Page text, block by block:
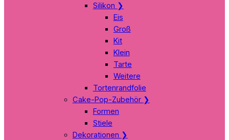
Silikon ❯
Eis
Groß
Kit
Klein
Tarte
Weitere
Tortenrandfolie
Cake-Pop-Zubehör ❯
Formen
Stiele
Dekorationen ❯